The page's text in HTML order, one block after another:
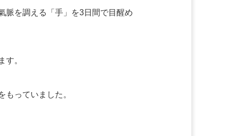
脈を調える「手」を3日間で目醒め
す。
もっていました。